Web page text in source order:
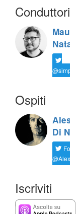
Conduttori
Natali
Ospiti
Di Noia
Follow
@AlexD75
Iscriviti